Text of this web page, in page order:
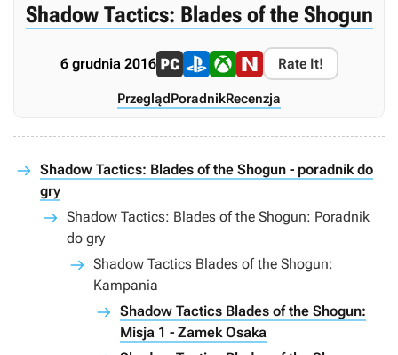
Shadow Tactics: Blades of the Shogun
6 grudnia 2016 Rate It!
PrzeglądPoradnikRecenzja
Shadow Tactics: Blades of the Shogun - poradnik do
gry
Shadow Tactics: Blades of the Shogun: Poradnik
do gry
Shadow Tactics Blades of the Shogun:
Kampania
Shadow Tactics Blades of the Shogun:
Misja 1 - Zamek Osaka